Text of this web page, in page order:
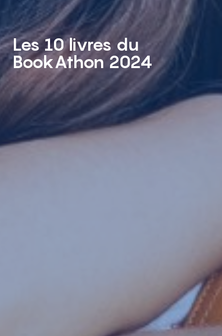
Les 10 livres du
BookAthon 2024